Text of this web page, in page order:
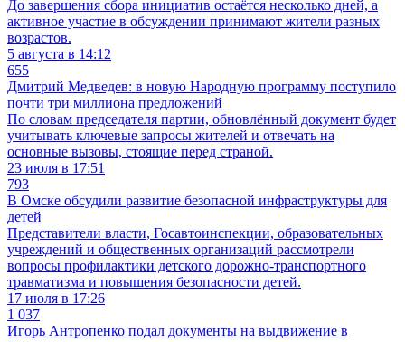
До завершения сбора инициатив остаётся несколько дней, а
активное участие в обсуждении принимают жители разных
возрастов.
5 августа в 14:12
655
Дмитрий Медведев: в новую Народную программу поступило
почти три миллиона предложений
По словам председателя партии, обновлённый документ будет
учитывать ключевые запросы жителей и отвечать на
основные вызовы, стоящие перед страной.
23 июля в 17:51
793
В Омске обсудили развитие безопасной инфраструктуры для
детей
Представители власти, Госавтоинспекции, образовательных
учреждений и общественных организаций рассмотрели
вопросы профилактики детского дорожно-транспортного
травматизма и повышения безопасности детей.
17 июля в 17:26
1 037
Игорь Антропенко подал документы на выдвижение в